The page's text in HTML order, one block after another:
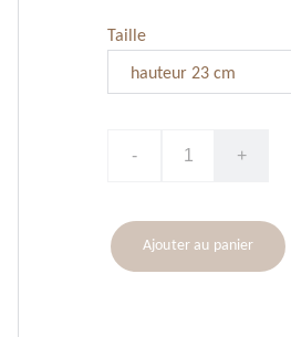
Taille
- +
Ajouter au panier